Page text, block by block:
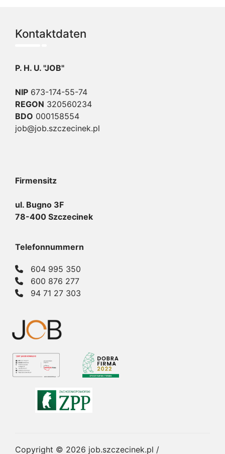
Kontaktdaten
P. H. U. "JOB"
NIP 673-174-55-74
REGON 320560234
BDO 000158554
job@job.szczecinek.pl
Firmensitz
ul. Bugno 3F
78-400 Szczecinek
Telefonnummern
604 995 350
600 876 277
94 71 27 303
Copyright © 2026 job.szczecinek.pl /